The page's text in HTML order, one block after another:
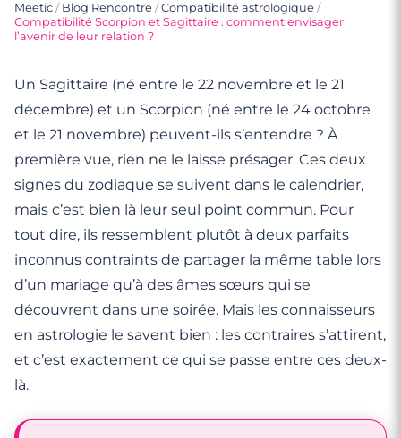
Meetic / Blog Rencontre /Compatibilité astrologique /
Compatibilité Scorpion et Sagittaire : comment envisager
l’avenir de leur relation ?
Un Sagittaire (né entre le 22 novembre et le 21
décembre) et un Scorpion (né entre le 24 octobre
et le 21 novembre) peuvent-ils s’entendre ? À
première vue, rien ne le laisse présager. Ces deux
signes du zodiaque se suivent dans le calendrier,
mais c’est bien là leur seul point commun. Pour
tout dire, ils ressemblent plutôt à deux parfaits
inconnus contraints de partager la même table lors
d’un mariage qu’à des âmes sœurs qui se
découvrent dans une soirée. Mais les connaisseurs
en astrologie le savent bien : les contraires s’attirent,
et c’est exactement ce qui se passe entre ces deux-
là.